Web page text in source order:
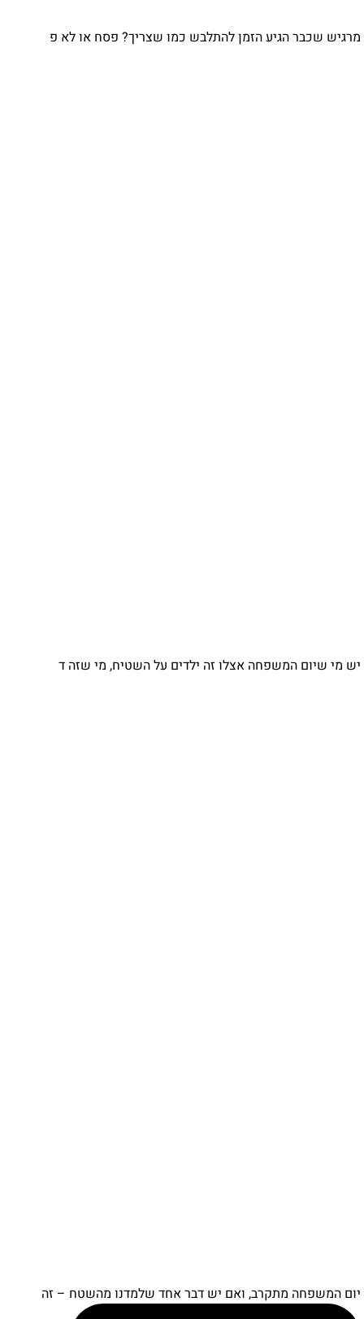
מרגיש שכבר הגיע הזמן להתלבש כמו שצריך? פסח או לא פ
יש מי שיום המשפחה אצלו זה ילדים על השטיח, מי שזה ד
יום המשפחה מתקרב, ואם יש דבר אחד שלמדנו מהשטח – זה